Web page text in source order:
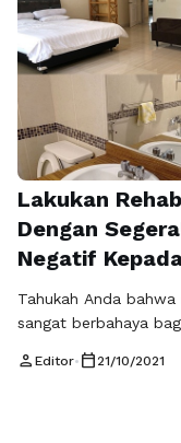
Lakukan
Dengan
Negatif
Tahukah Anda
sangat berbahaya
melarang
person Editor• calendar_today 21/10/2021